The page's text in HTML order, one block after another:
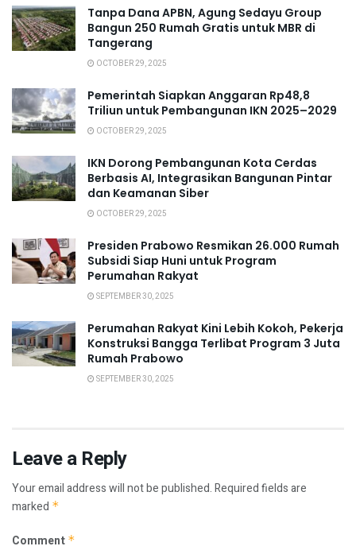
Tanpa Dana APBN, Agung Sedayu Group
Bangun 250 Rumah Gratis untuk MBR di
Tangerang
OCTOBER 29, 2025
Pemerintah Siapkan Anggaran Rp48,8
Triliun untuk Pembangunan IKN 2025–2029
OCTOBER 29, 2025
IKN Dorong Pembangunan Kota Cerdas
Berbasis AI, Integrasikan Bangunan Pintar
dan Keamanan Siber
OCTOBER 29, 2025
Presiden Prabowo Resmikan 26.000 Rumah
Subsidi Siap Huni untuk Program
Perumahan Rakyat
SEPTEMBER 30, 2025
Perumahan Rakyat Kini Lebih Kokoh, Pekerja
Konstruksi Bangga Terlibat Program 3 Juta
Rumah Prabowo
SEPTEMBER 30, 2025
Leave a Reply
Your email address will not be published.Required fields are
marked *
Comment *